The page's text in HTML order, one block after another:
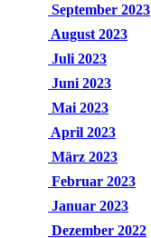
September 2023
August 2023
Juli 2023
Juni 2023
Mai 2023
April 2023
März 2023
Februar 2023
Januar 2023
Dezember 2022